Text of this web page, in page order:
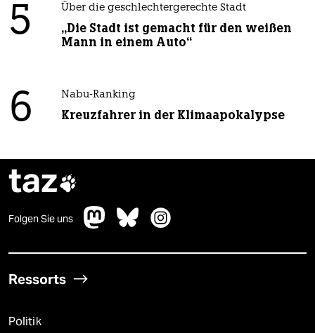
5 Über die geschlechtergerechte Stadt
„Die Stadt ist gemacht für den weißen
Mann in einem Auto“
6 Nabu-Ranking
Kreuzfahrer in der Klimaapokalypse
taz
Folgen Sie uns
Ressorts
Politik